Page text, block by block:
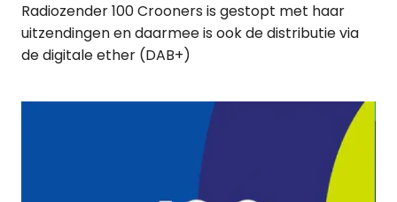
Radiozender 100 Crooners is gestopt met haar
uitzendingen en daarmee is ook de distributie via
de digitale ether (DAB+)